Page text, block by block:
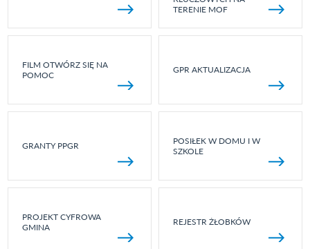
TERENIE MOF
FILM OTWÓRZ SIĘ NA
POMOC
GPR AKTUALIZACJA
GRANTY PPGR
POSIŁEK W DOMU I W
SZKOLE
PROJEKT CYFROWA
GMINA
REJESTR ŻŁOBKÓW